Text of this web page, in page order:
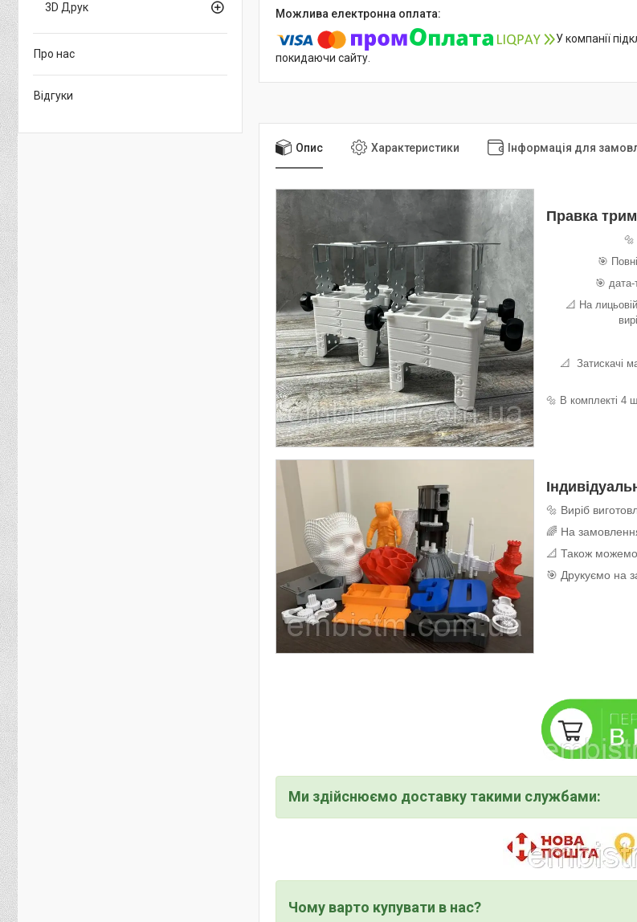
У компанії
покидаючи сайту.
Опис Характеристики Інформація для
Правка
🔩
🎯
🎯
📐 На
📐 Затискачі
🔩 В комплекті 4
🔩 Виріб
🌈 На
📐 Також можемо
🎯 Друкуємо на
Ми здійснюємо доставку такими службами:
Чому варто купувати в нас?
3D Друк
Про нас
Відгуки